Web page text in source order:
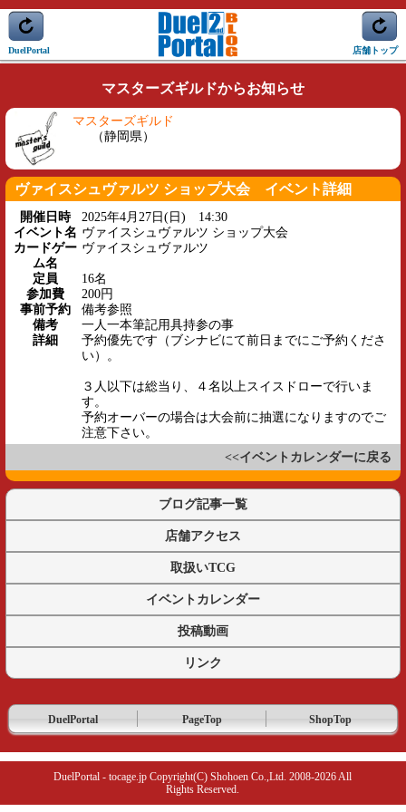
DuelPortal 店舗トップ
マスターズギルドからお知らせ
マスターズギルド
（静岡県）
ヴァイスシュヴァルツ ショップ大会 イベント詳細
開催日時
2025年4月27日(日) 14:30
イベント名 ヴァイスシュヴァルツ ショップ大会
カードゲー
ム名
ヴァイスシュヴァルツ
定員
16名
参加費
200円
事前予約
備考参照
備考
一人一本筆記用具持参の事
詳細
予約優先です（ブシナビにて前日までにご予約くださ
い）。
３人以下は総当り、４名以上スイスドローで行いま
す。
予約オーバーの場合は大会前に抽選になりますのでご
注意下さい。
<<イベントカレンダーに戻る
ブログ記事一覧
店舗アクセス
取扱いTCG
イベントカレンダー
投稿動画
リンク
DuelPortal PageTop ShopTop
DuelPortal - tocage.jp Copyright(C) Shohoen Co.,Ltd. 2008-2026 All
Rights Reserved.